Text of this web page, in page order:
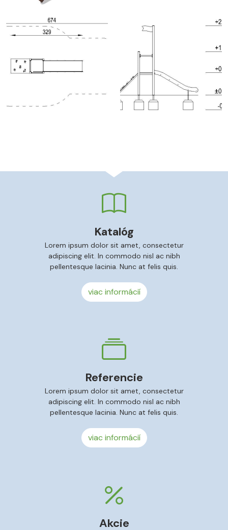
Katalóg
Lorem ipsum dolor sit amet, consectetur
adipiscing elit. In commodo nisl ac nibh
pellentesque lacinia. Nunc at felis quis.
viac informácií
Referencie
Lorem ipsum dolor sit amet, consectetur
adipiscing elit. In commodo nisl ac nibh
pellentesque lacinia. Nunc at felis quis.
viac informácií
Akcie